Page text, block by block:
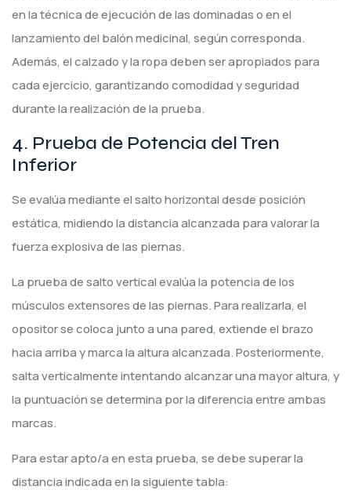
en la técnica de ejecución de las dominadas o en el
lanzamiento del balón medicinal, según corresponda.
Además, el calzado y la ropa deben ser apropiados para
cada ejercicio, garantizando comodidad y seguridad
durante la realización de la prueba.
4. Prueba de Potencia del Tren
Inferior
Se evalúa mediante el salto horizontal desde posición
estática, midiendo la distancia alcanzada para valorar la
fuerza explosiva de las piernas.
La prueba de salto vertical evalúa la potencia de los
músculos extensores de las piernas. Para realizarla, el
opositor se coloca junto a una pared, extiende el brazo
hacia arriba y marca la altura alcanzada. Posteriormente,
salta verticalmente intentando alcanzar una mayor altura, y
la puntuación se determina por la diferencia entre ambas
marcas.
Para estar apto/a en esta prueba, se debe superar la
distancia indicada en la siguiente tabla: